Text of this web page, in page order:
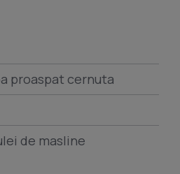
proaspat cernuta
de masline